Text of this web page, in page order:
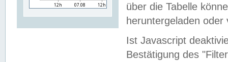
über die Tabelle
heruntergeladen oder
Ist Javascript
Bestätigung des